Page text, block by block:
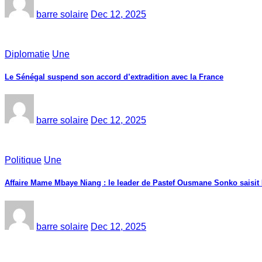
barre solaire Dec 12, 2025
Diplomatie Une
Le Sénégal suspend son accord d’extradition avec la France
barre solaire Dec 12, 2025
Politique Une
Affaire Mame Mbaye Niang : le leader de Pastef Ousmane Sonko
barre solaire Dec 12, 2025